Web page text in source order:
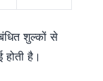
शुल्कों से
है।